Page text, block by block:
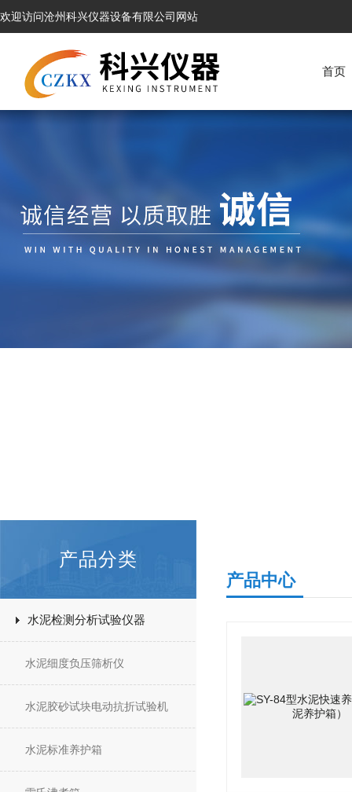
欢迎访问沧州科兴仪器设备有限公司网站
首页
产品分类
水泥检测分析试验仪器
水泥细度负压筛析仪
水泥胶砂试块电动抗折试验机
水泥标准养护箱
产品中心